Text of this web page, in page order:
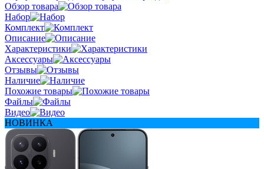
Обзор товара
Набор
Комплект
Описание
Характеристики
Аксессуары
Отзывы
Наличие
Похожие товары
Файлы
Видео
НОВИНКА